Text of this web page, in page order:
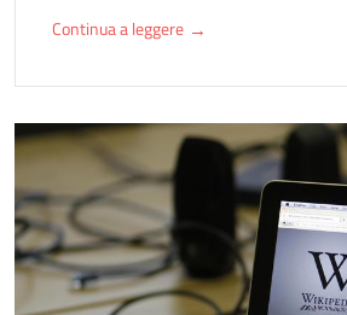
Continua a leggere →